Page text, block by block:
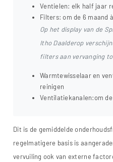
Ventielen: elk half jaar
Filters: om de 6 maand
Op het display van de
Itho Daalderop
filters aan vervanging
Warmtewisselaar en
reinigen
Ventilatiekanalen:om
Dit is de gemiddelde
regelmatigere basis is
vervuiling ook van externe